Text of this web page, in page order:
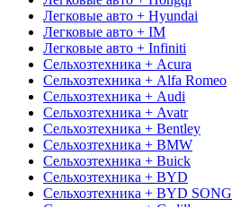
Легковые авто + Hyundai
Легковые авто + IM
Легковые авто + Infiniti
Сельхозтехника + Acura
Сельхозтехника + Alfa Romeo
Сельхозтехника + Audi
Сельхозтехника + Avatr
Сельхозтехника + Bentley
Сельхозтехника + BMW
Сельхозтехника + Buick
Сельхозтехника + BYD
Сельхозтехника + BYD SONG